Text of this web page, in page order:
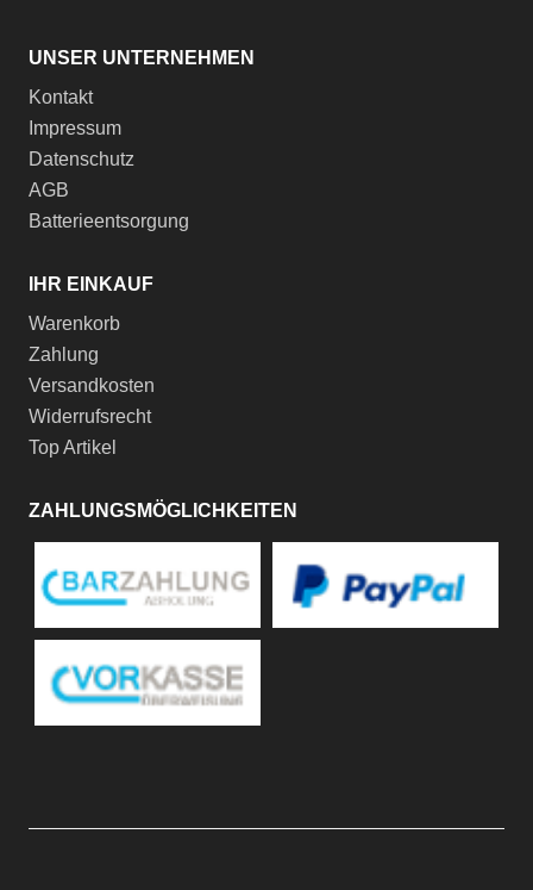
UNSER UNTERNEHMEN
Kontakt
Impressum
Datenschutz
AGB
Batterieentsorgung
IHR EINKAUF
Warenkorb
Zahlung
Versandkosten
Widerrufsrecht
Top Artikel
ZAHLUNGSMÖGLICHKEITEN